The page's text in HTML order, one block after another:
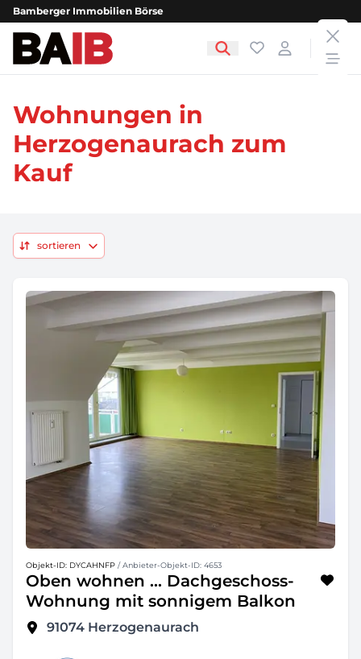
Bamberger Immobilien Börse
Bamberger Immobilien Börse Favoriten
Login
Wohnungen in
Herzogenaurach zum
Kauf
sortieren
Objekt-ID: DYCAHNFP / Anbieter-Objekt-ID: 4653
Oben wohnen ... Dachgeschoss-
Wohnung mit sonnigem Balkon
91074 Herzogenaurach